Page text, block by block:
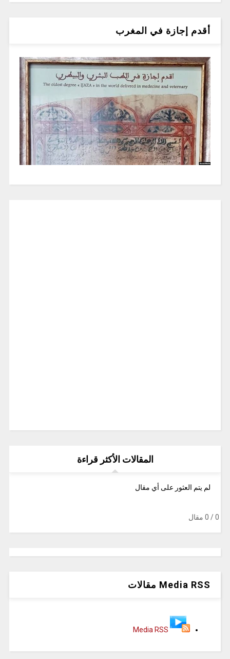
أقدم إجازة في المغرب
المقالات الأكثر قراءة
لم يتم العثور على أي مقال
0/ 0 مقال
Media RSS مقالات
Media RSS